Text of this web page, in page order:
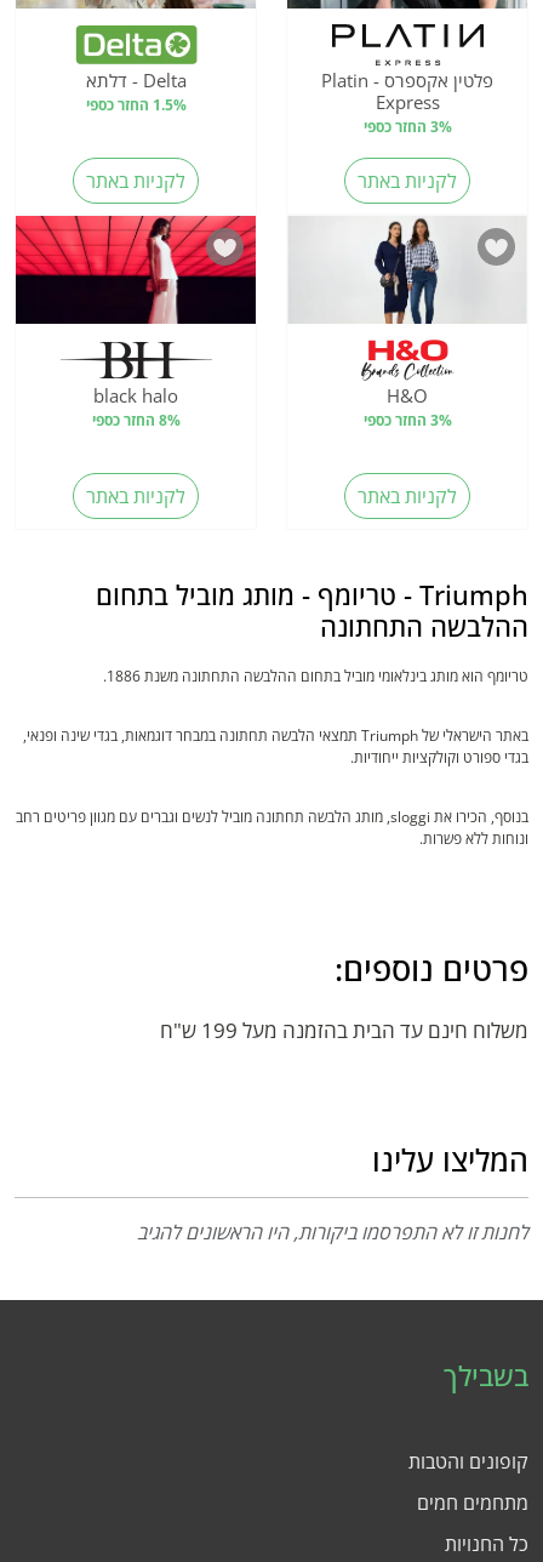
פלטין אקספרס - Platin
Express
3% החזר כספי
לקניות באתר
Delta - דלתא
1.5% החזר כספי
לקניות באתר
H&O
3% החזר כספי
לקניות באתר
black halo
8% החזר כספי
לקניות באתר
Triumph - טריומף - מותג מוביל בתחום
ההלבשה התחתונה
טריומף הוא מותג בינלאומי מוביל בתחום ההלבשה התחתונה משנת 1886.
באתר הישראלי של Triumph תמצאי הלבשה תחתונה במבחר דוגמאות, בגדי שינה ופנאי,
בגדי ספורט וקולקציות ייחודיות.
בנוסף, הכירו את sloggi, מותג הלבשה תחתונה מוביל לנשים וגברים עם מגוון פריטים רחב
ונוחות ללא פשרות.
פרטים נוספים:
משלוח חינם עד הבית בהזמנה מעל 199 ש"ח
המליצו עלינו
לחנות זו לא התפרסמו ביקורות, היו הראשונים להגיב
בשבילך
קופונים והטבות
מתחמים חמים
כל החנויות